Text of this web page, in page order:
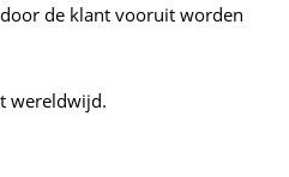
de klant vooruit worden
wereldwijd.